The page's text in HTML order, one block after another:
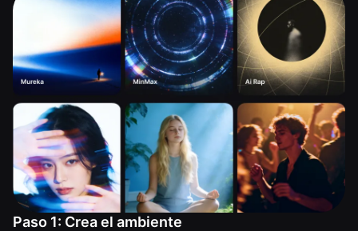
Paso 1: Crea el ambiente